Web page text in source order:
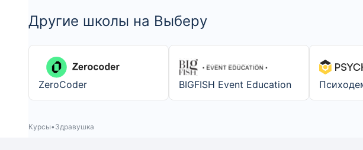
Другие школы на Выберу
ZeroCoder BIGFISH Event Education
Курсы Здравушка